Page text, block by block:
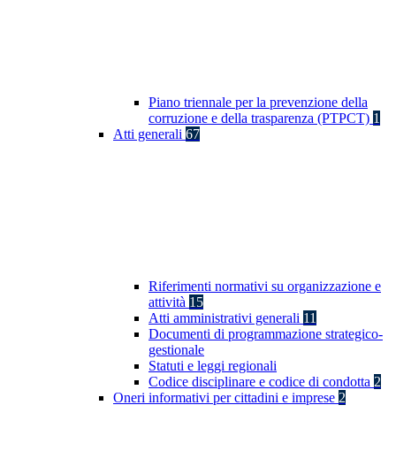
Piano triennale per la prevenzione della
corruzione e della trasparenza (PTPCT) 1
Atti generali 67
Riferimenti normativi su organizzazione e
attività 15
Atti amministrativi generali 11
Documenti di programmazione strategico-
gestionale
Statuti e leggi regionali
Codice disciplinare e codice di condotta 2
Oneri informativi per cittadini e imprese 2